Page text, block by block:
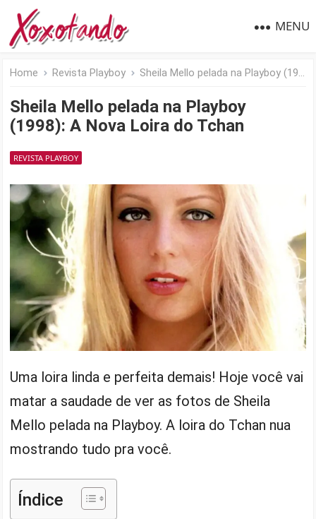
MENU
Home Revista Playboy Sheila Mello pelada na Playboy (1998): A Nova Loira do Tchan
Sheila Mello pelada na Playboy
(1998): A Nova Loira do Tchan
REVISTA PLAYBOY
Uma loira linda e perfeita demais! Hoje você vai
matar a saudade de ver as fotos de Sheila
Mello pelada na Playboy. A loira do Tchan nua
mostrando tudo pra você.
Índice